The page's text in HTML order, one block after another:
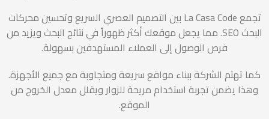
تجمع La Casa Code بين التصميم العصري السريع وتحسين محركات
البحث SEO. مما يجعل موقعك أكثر ظهوراً في نتائج البحث ويزيد من
فرص الوصول إلى العملاء المستهدفين بسهولة.
كما تهتم الشركة ببناء مواقع سريعة ومتجاوبة مع جميع الأجهزة.
وهذا يضمن تجربة استخدام مريحة للزوار ويقلل معدل الخروج من
الموقع.